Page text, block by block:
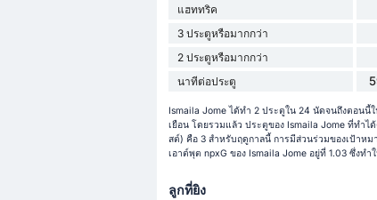
แฮททริค
3 ประตูหรือมากกว่า
2 ประตูหรือมากกว่า
นาทีต่อประตู
Ismaila Jome ได้ทำ 2 ประตูใน 24 นัดจนถึงตอนนี้
เยือน โดยรวมแล้ว ประตูของ Ismaila Jome ที่ทำ
สต์) คือ 3 สำหรับฤดูกาลนี้ การมีส่วนร่วมของเป้าห
เอาต์พุต npxG ของ Ismaila Jome อยู่ที่ 1.03 ซึ่งท
ลูกที่ยิง